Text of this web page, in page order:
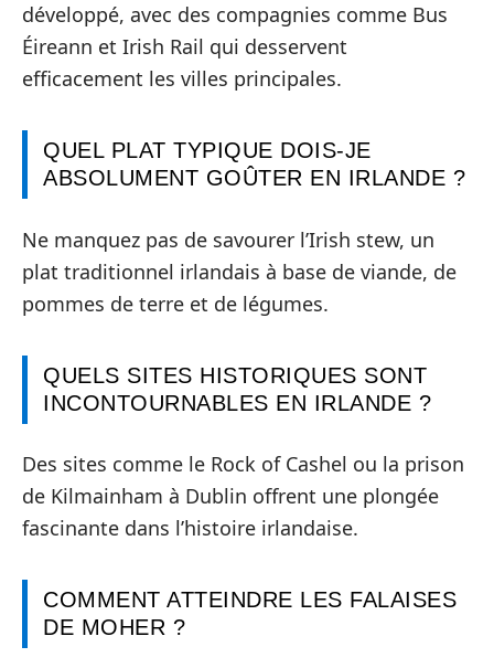
développé, avec des compagnies comme Bus
Éireann et Irish Rail qui desservent
efficacement les villes principales.
QUEL PLAT TYPIQUE DOIS-JE
ABSOLUMENT GOÛTER EN IRLANDE ?
Ne manquez pas de savourer l’Irish stew, un
plat traditionnel irlandais à base de viande, de
pommes de terre et de légumes.
QUELS SITES HISTORIQUES SONT
INCONTOURNABLES EN IRLANDE ?
Des sites comme le Rock of Cashel ou la prison
de Kilmainham à Dublin offrent une plongée
fascinante dans l’histoire irlandaise.
COMMENT ATTEINDRE LES FALAISES
DE MOHER ?